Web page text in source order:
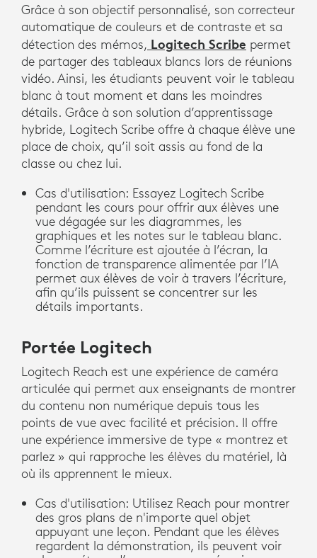
Grâce à son objectif personnalisé, son correcteur
automatique de couleurs et de contraste et sa
détection des mémos, Logitech Scribe permet
de partager des tableaux blancs lors de réunions
vidéo. Ainsi, les étudiants peuvent voir le tableau
blanc à tout moment et dans les moindres
détails. Grâce à son solution d’apprentissage
hybride, Logitech Scribe offre à chaque élève une
place de choix, qu’il soit assis au fond de la
classe ou chez lui.
Cas d'utilisation: Essayez Logitech Scribe
pendant les cours pour offrir aux élèves une
vue dégagée sur les diagrammes, les
graphiques et les notes sur le tableau blanc.
Comme l’écriture est ajoutée à l’écran, la
fonction de transparence alimentée par l’IA
permet aux élèves de voir à travers l’écriture,
afin qu’ils puissent se concentrer sur les
détails importants.
Portée Logitech
Logitech Reach est une expérience de caméra
articulée qui permet aux enseignants de montrer
du contenu non numérique depuis tous les
points de vue avec facilité et précision. Il offre
une expérience immersive de type « montrez et
parlez » qui rapproche les élèves du matériel, là
où ils apprennent le mieux.
Cas d'utilisation: Utilisez Reach pour montrer
des gros plans de n'importe quel objet
appuyant une leçon. Pendant que les élèves
regardent la démonstration, ils peuvent voir